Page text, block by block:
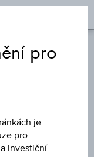
pro
je
pro
investiční